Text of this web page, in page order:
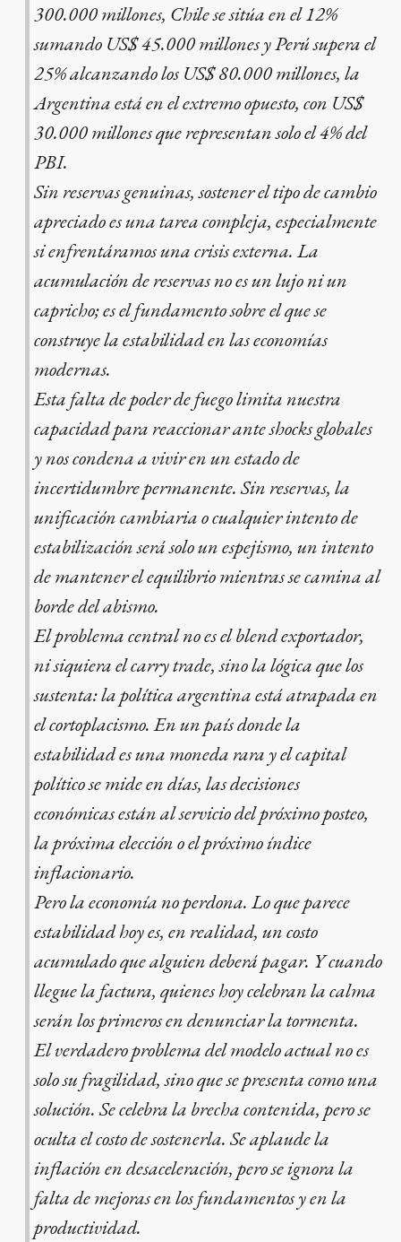
300.000 millones, Chile se sitúa en el 12%
sumando US$ 45.000 millones y Perú supera el
25% alcanzando los US$ 80.000 millones, la
Argentina está en el extremo opuesto, con US$
30.000 millones que representan solo el 4% del
PBI.
Sin reservas genuinas, sostener el tipo de cambio
apreciado es una tarea compleja, especialmente
si enfrentáramos una crisis externa. La
acumulación de reservas no es un lujo ni un
capricho; es el fundamento sobre el que se
construye la estabilidad en las economías
modernas.
Esta falta de poder de fuego limita nuestra
capacidad para reaccionar ante shocks globales
y nos condena a vivir en un estado de
incertidumbre permanente. Sin reservas, la
unificación cambiaria o cualquier intento de
estabilización será solo un espejismo, un intento
de mantener el equilibrio mientras se camina al
borde del abismo.
El problema central no es el blend exportador,
ni siquiera el carry trade, sino la lógica que los
sustenta: la política argentina está atrapada en
el cortoplacismo. En un país donde la
estabilidad es una moneda rara y el capital
político se mide en días, las decisiones
económicas están al servicio del próximo posteo,
la próxima elección o el próximo índice
inflacionario.
Pero la economía no perdona. Lo que parece
estabilidad hoy es, en realidad, un costo
acumulado que alguien deberá pagar. Y cuando
llegue la factura, quienes hoy celebran la calma
serán los primeros en denunciar la tormenta.
El verdadero problema del modelo actual no es
solo su fragilidad, sino que se presenta como una
solución. Se celebra la brecha contenida, pero se
oculta el costo de sostenerla. Se aplaude la
inflación en desaceleración, pero se ignora la
falta de mejoras en los fundamentos y en la
productividad.